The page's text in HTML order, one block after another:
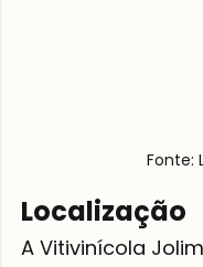
Fonte:
Localização
A Vitivinícola